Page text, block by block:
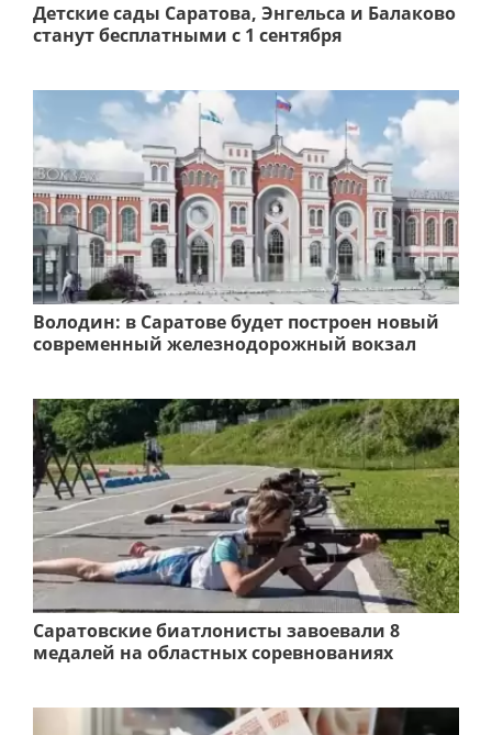
Детские сады Саратова, Энгельса и Балаково
станут бесплатными с 1 сентября
Володин: в Саратове будет построен новый
современный железнодорожный вокзал
Саратовские биатлонисты завоевали 8
медалей на областных соревнованиях